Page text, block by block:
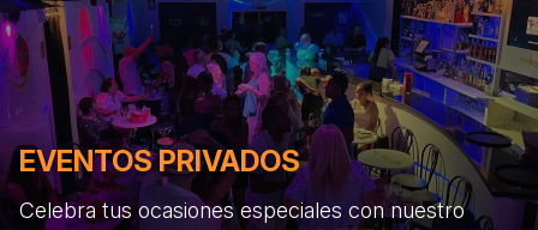
EVENTOS PRIVADOS
Celebra tus ocasiones especiales con nuestro